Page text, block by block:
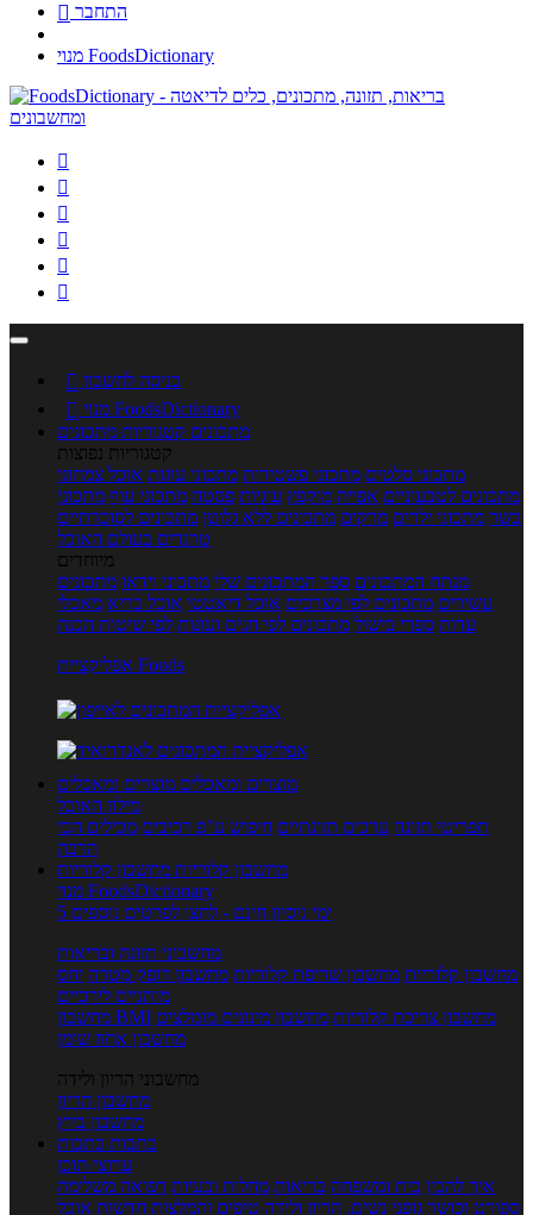
 התחבר
מנוי FoodsDictionary






 כניסה לחשבון

מנוי FoodsDictionary
מתכונים קטגוריות מתכונים
קטגוריות נפוצות
מתכוני סלטים מתכוני פשטידות מתכוני עוגות אוכל צמחוני
מתכונים לטבעוניים אפייה מוקפץ עוגיות פסטה מתכוני עוף מתכוני
בשר מתכוני ילדים מרקים מתכונים ללא גלוטן מתכונים לסוכרתיים
טרנדים בעולם האוכל
מיוחדים
מנתח המתכונים ספר המתכונים שלי מתכוני וידאו מתכונים
עשירים מתכונים לפי מצרכים אוכל דיאטטי אוכל בריא מאכלי
עדות ספרי בישול מתכונים לפי חגים ועונות לפי שיטות הכנה
אפליקציית Foods
מוצרים ומאכלים מוצרים ומאכלים
מילון האוכל
תפריטי תזונה ערכים תזונתיים חיפוש ע"פ רכיבים מכילים הכי
הרבה
מחשבון קלוריות מחשבון קלוריות
מנוי FoodsDictionary
5 ימי ניסיון חינם - לחצו לפרטים נוספים
מחשבוני תזונה ובריאות
מחשבון קלוריות מחשבון שריפת קלוריות מחשבון דופק מטרה יחס
מותניים לירכיים
מחשבון BMI
מחשבון צריכת קלוריות מחשבון מינונים מומלצים
מחשבון אחוז שומן
מחשבוני הריון ולידה
מחשבון הריון
מחשבון ביוץ
כתבות כתבות
ערוצי תוכן
איך להכין בית ומשפחה בריאות מחלות ובעיות רפואה משלימה
ספורט וכושר גופני נשים, הריון ולידה טיפים והמלצות חדשות אוכל